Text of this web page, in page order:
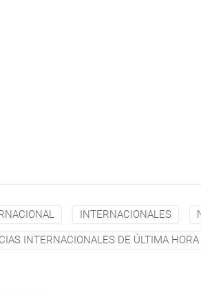
INTERNACIONALES
INTERNACIONALES DE ÚLTIMA HORA